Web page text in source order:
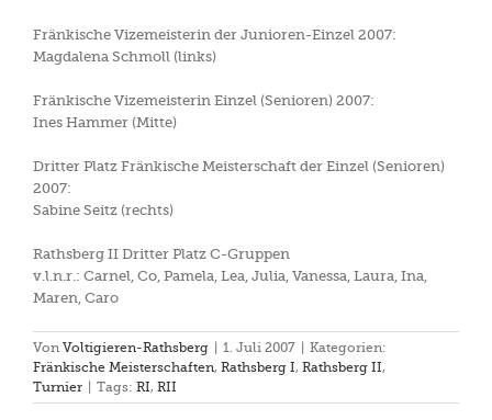
Fränkische Vizemeisterin der Junioren-Einzel 2007:
Magdalena Schmoll (links)
Fränkische Vizemeisterin Einzel (Senioren) 2007:
Ines Hammer (Mitte)
Dritter Platz Fränkische Meisterschaft der Einzel (Senioren)
2007:
Sabine Seitz (rechts)
Rathsberg II Dritter Platz C-Gruppen
v.l.n.r.: Carnel, Co, Pamela, Lea, Julia, Vanessa, Laura, Ina,
Maren, Caro
Von Voltigieren-Rathsberg | 1. Juli 2007 | Kategorien:
Fränkische Meisterschaften, Rathsberg I, Rathsberg II,
Turnier | Tags: RI, RII